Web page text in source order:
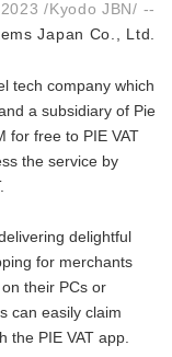
/Kyodo JBN/ --
Japan Co., Ltd.
tech company which
a subsidiary of Pie
for free to PIE VAT
the service by
delightful
for merchants
their PCs or
can easily claim
the PIE VAT app.